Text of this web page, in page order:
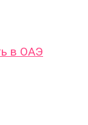
в ОАЭ